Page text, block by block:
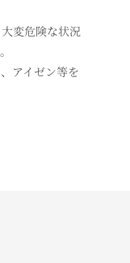
変危険な状況
アイゼン等を